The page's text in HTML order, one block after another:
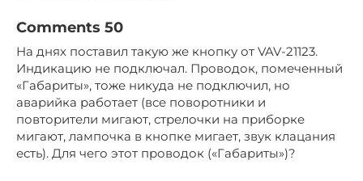
Comments 50
На днях поставил такую же кнопку от VAV-21123.
Индикацию не подключал. Проводок, помеченный
«Габариты», тоже никуда не подключил, но
аварийка работает (все поворотники и
повторители мигают, стрелочки на приборке
мигают, лампочка в кнопке мигает, звук клацания
есть). Для чего этот проводок («Габариты»)?